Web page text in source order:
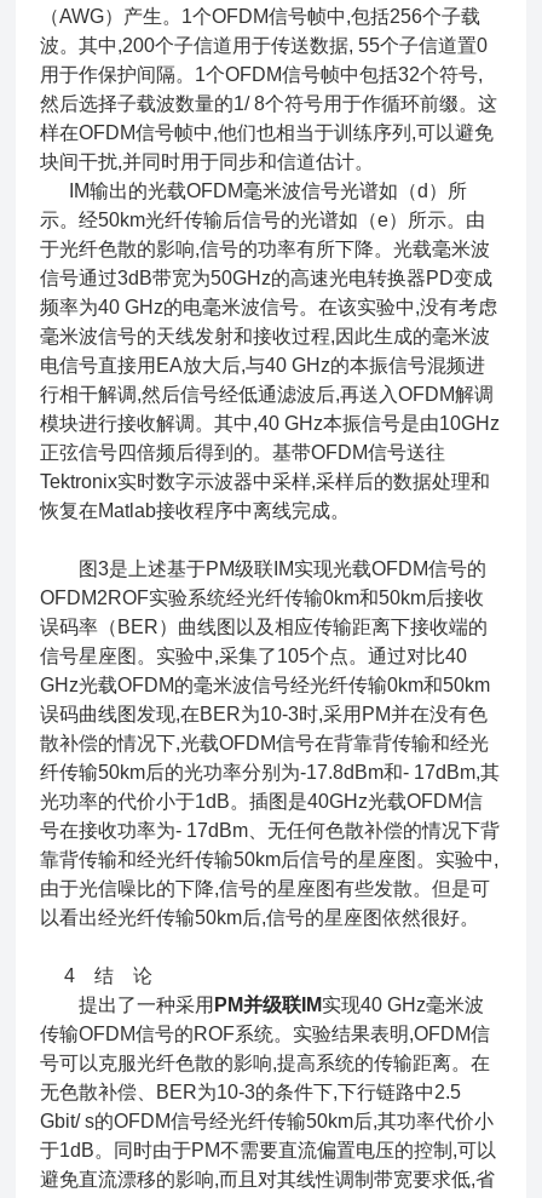
（AWG）产生。1个OFDM信号帧中,包括256个子载
波。其中,200个子信道用于传送数据, 55个子信道置0
用于作保护间隔。1个OFDM信号帧中包括32个符号,
然后选择子载波数量的1/ 8个符号用于作循环前缀。这
样在OFDM信号帧中,他们也相当于训练序列,可以避免
块间干扰,并同时用于同步和信道估计。
IM输出的光载OFDM毫米波信号光谱如（d）所
示。经50km光纤传输后信号的光谱如（e）所示。由
于光纤色散的影响,信号的功率有所下降。光载毫米波
信号通过3dB带宽为50GHz的高速光电转换器PD变成
频率为40 GHz的电毫米波信号。在该实验中,没有考虑
毫米波信号的天线发射和接收过程,因此生成的毫米波
电信号直接用EA放大后,与40 GHz的本振信号混频进
行相干解调,然后信号经低通滤波后,再送入OFDM解调
模块进行接收解调。其中,40 GHz本振信号是由10GHz
正弦信号四倍频后得到的。基带OFDM信号送往
Tektronix实时数字示波器中采样,采样后的数据处理和
恢复在Matlab接收程序中离线完成。
图3是上述基于PM级联IM实现光载OFDM信号的
OFDM2ROF实验系统经光纤传输0km和50km后接收
误码率（BER）曲线图以及相应传输距离下接收端的
信号星座图。实验中,采集了105个点。通过对比40
GHz光载OFDM的毫米波信号经光纤传输0km和50km
误码曲线图发现,在BER为10-3时,采用PM并在没有色
散补偿的情况下,光载OFDM信号在背靠背传输和经光
纤传输50km后的光功率分别为-17.8dBm和- 17dBm,其
光功率的代价小于1dB。插图是40GHz光载OFDM信
号在接收功率为- 17dBm、无任何色散补偿的情况下背
靠背传输和经光纤传输50km后信号的星座图。实验中,
由于光信噪比的下降,信号的星座图有些发散。但是可
以看出经光纤传输50km后,信号的星座图依然很好。
4 结 论
提出了一种采用 PM并级联IM实现40 GHz毫米波
传输OFDM信号的ROF系统。实验结果表明,OFDM信
号可以克服光纤色散的影响,提高系统的传输距离。在
无色散补偿、BER为10-3的条件下,下行链路中2.5
Gbit/ s的OFDM信号经光纤传输50km后,其功率代价小
于1dB。同时由于PM不需要直流偏置电压的控制,可以
避免直流漂移的影响,而且对其线性调制带宽要求低,省